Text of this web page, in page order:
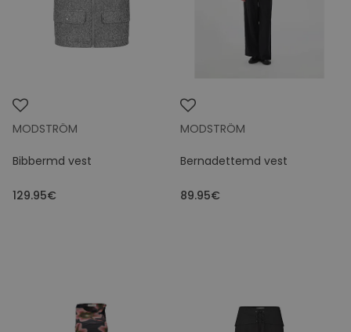
MODSTRÖM
Bibbermd vest
129.95€
MODSTRÖM
Bernadettemd vest
89.95€